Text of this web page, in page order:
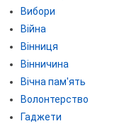
Вибори
Війна
Вінниця
Вінничина
Вічна пам'ять
Волонтерство
Гаджети